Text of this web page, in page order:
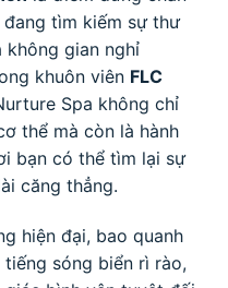
tìm kiếm sự thư
gian nghỉ
khuôn viên FLC
Spa không chỉ
thể mà còn là hành
bạn có thể tìm lại sự
căng thẳng.
hiện đại, bao quanh
sóng biển rì rào,